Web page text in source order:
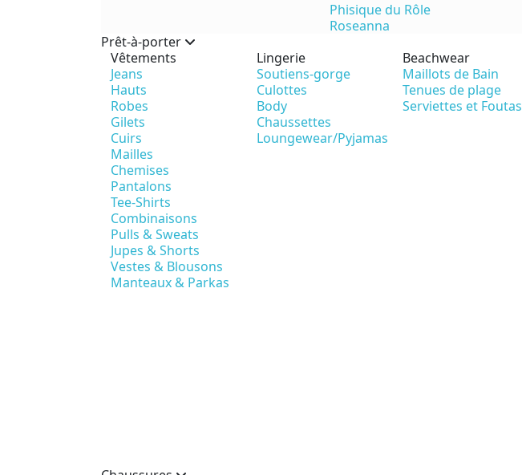
Phisique du Rôle
Roseanna
Prêt-à-porter
Vêtements
Jeans
Hauts
Robes
Gilets
Cuirs
Mailles
Chemises
Pantalons
Tee-Shirts
Combinaisons
Pulls & Sweats
Jupes & Shorts
Vestes & Blousons
Manteaux & Parkas
Lingerie
Soutiens-gorge
Culottes
Body
Chaussettes
Loungewear/Pyjamas
Beachwear
Maillots de Bain
Tenues de plage
Serviettes et Foutas